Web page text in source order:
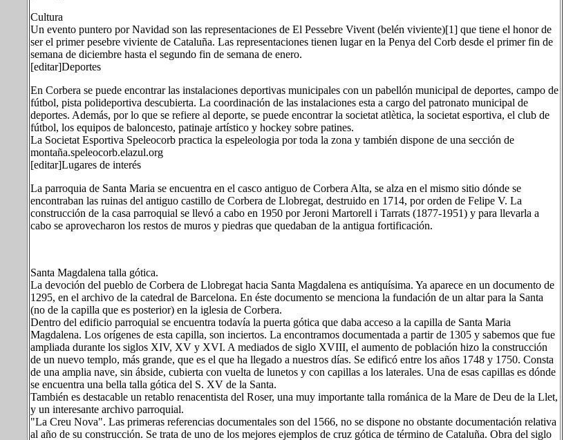
Cultura
Un evento puntero por Navidad son las representaciones de El Pessebre Vivent (belén viviente)[1] que tiene el honor de
ser el primer pesebre viviente de Cataluña. Las representaciones tienen lugar en la Penya del Corb desde el primer fin de
semana de diciembre hasta el segundo fin de semana de enero.
[editar]Deportes
En Corbera se puede encontrar las instalaciones deportivas municipales con un pabellón municipal de deportes, campo de
fútbol, pista polideportiva descubierta. La coordinación de las instalaciones esta a cargo del patronato municipal de
deportes. Además, por lo que se refiere al deporte, se puede encontrar la societat atlètica, la societat esportiva, el club de
fútbol, los equipos de baloncesto, patinaje artístico y hockey sobre patines.
La Societat Esportiva Speleocorb practica la espeleologia por toda la zona y también dispone de una sección de
montaña.speleocorb.elazul.org
[editar]Lugares de interés
La parroquia de Santa Maria se encuentra en el casco antiguo de Corbera Alta, se alza en el mismo sitio dónde se
encontraban las ruinas del antiguo castillo de Corbera de Llobregat, destruido en 1714, por orden de Felipe V. La
construcción de la casa parroquial se llevó a cabo en 1950 por Jeroni Martorell i Tarrats (1877-1951) y para llevarla a
cabo se aprovecharon los restos de muros y piedras que quedaban de la antigua fortificación.
Santa Magdalena talla gótica.
La devoción del pueblo de Corbera de Llobregat hacia Santa Magdalena es antiquísima. Ya aparece en un documento de
1295, en el archivo de la catedral de Barcelona. En éste documento se menciona la fundación de un altar para la Santa
(no de la capilla que es posterior) en la iglesia de Corbera.
Dentro del edificio parroquial se encuentra todavía la puerta gótica que daba acceso a la capilla de Santa Maria
Magdalena. Los orígenes de esta capilla, son inciertos. La encontramos documentada a partir de 1305 y sabemos que fue
ampliada durante los siglos XIV, XV y XVI. A mediados de siglo XVIII, el aumento de población hizo la construcción
de un nuevo templo, más grande, que es el que ha llegado a nuestros días. Se edificó entre los años 1748 y 1750. Consta
de una amplia nave, sin ábside, cubierta con vuelta de lunetos y con capillas a los laterales. Una de esas capillas es dónde
se encuentra una bella talla gótica del S. XV de la Santa.
También es destacable un retablo renacentista del Roser, una muy importante talla románica de la Mare de Deu de la Llet,
y un interesante archivo parroquial.
"La Creu Nova". Las primeras referencias documentales son del 1566, no se dispone no obstante documentación relativa
al año de su construcción. Se trata de uno de los mejores ejemplos de cruz gótica de término de Cataluña. Obra del siglo